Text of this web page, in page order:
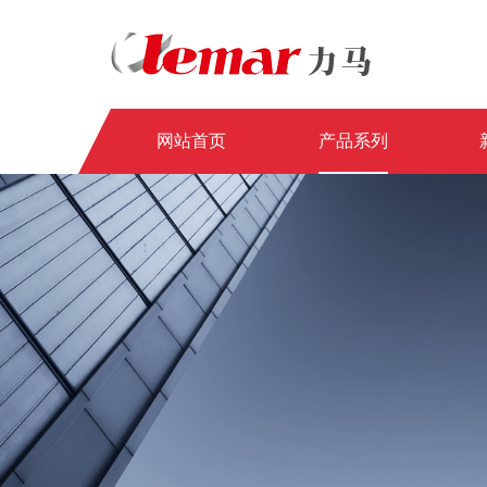
网站首页 产品系列